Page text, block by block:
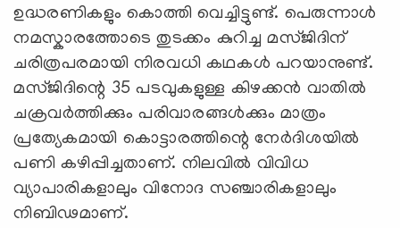
ഉദ്ധരണികളും കൊത്തി വെച്ചിട്ടുണ്ട്. പെരുന്നാൾ
നമസ്കാരത്തോടെ തുടക്കം കുറിച്ച മസ്ജിദിന്
ചരിത്രപരമായി നിരവധി കഥകള്‍ പറയാനുണ്ട്.
മസ്ജിദിന്റെ 35 പടവുകളുള്ള കിഴക്കൻ വാതിൽ
ചക്രവർത്തിക്കും പരിവാരങ്ങൾക്കും മാത്രം
പ്രത്യേകമായി കൊട്ടാരത്തിന്റെ നേർദിശയിൽ
പണി കഴിപ്പിച്ചതാണ്. നിലവിൽ വിവിധ
വ്യാപാരികളാലും വിനോദ സഞ്ചാരികളാലും
നിബിഢമാണ്.